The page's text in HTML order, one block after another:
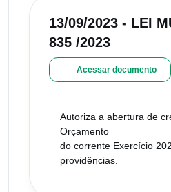
13/09/2023 - LEI
835 /2023
Acessar documento
Autoriza a abertura de
Orçamento
do corrente Exercício
providências.